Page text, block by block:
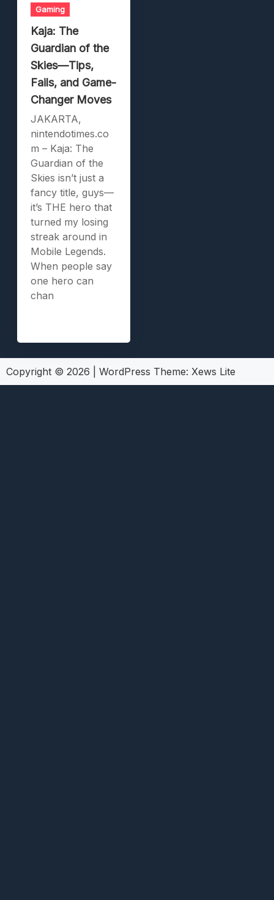
Gaming
Kaja: The
Guardian of the
Skies—Tips,
Fails, and Game-
Changer Moves
JAKARTA,
nintendotimes.co
m – Kaja: The
Guardian of the
Skies isn’t just a
fancy title, guys—
it’s THE hero that
turned my losing
streak around in
Mobile Legends.
When people say
one hero can
chan
Copyright © 2026 WordPress Theme: Xews Lite